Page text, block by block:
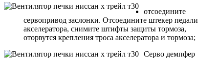
отсоедините
сервопривод заслонки. Отсоедините штекер педали
акселератора, снимите штифты защиты тормоза,
оторвутся крепления троса акселератора и тормоза;
Серво демпфер